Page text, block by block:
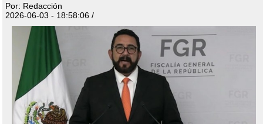
Por: Redacción
2026-06-03 - 18:58:06 /